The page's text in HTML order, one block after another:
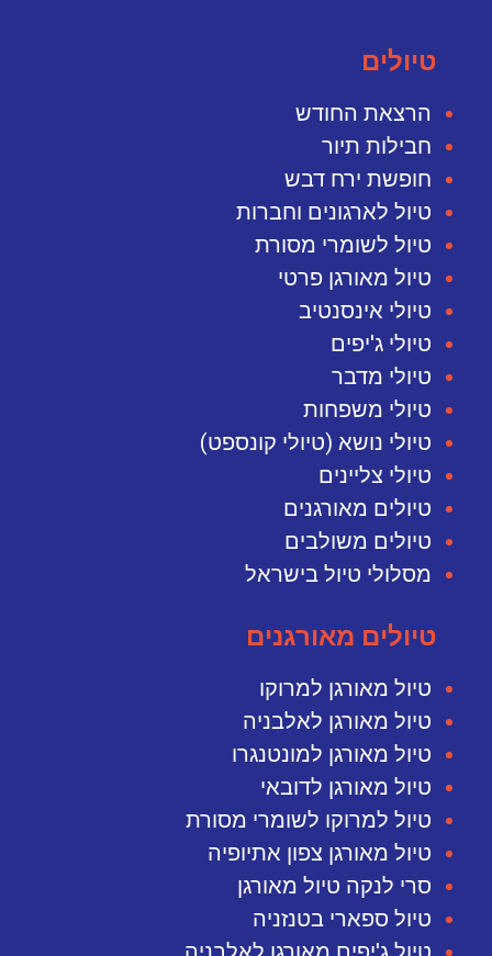
טיולים
הרצאת החודש
חבילות תיור
חופשת ירח דבש
טיול לארגונים וחברות
טיול לשומרי מסורת
טיול מאורגן פרטי
טיולי אינסנטיב
טיולי ג'יפים
טיולי מדבר
טיולי משפחות
טיולי נושא (טיולי קונספט)
טיולי צליינים
טיולים מאורגנים
טיולים משולבים
מסלולי טיול בישראל
טיולים מאורגנים
טיול מאורגן למרוקו
טיול מאורגן לאלבניה
טיול מאורגן למונטנגרו
טיול מאורגן לדובאי
טיול למרוקו לשומרי מסורת
טיול מאורגן צפון אתיופיה
סרי לנקה טיול מאורגן
טיול ספארי בטנזניה